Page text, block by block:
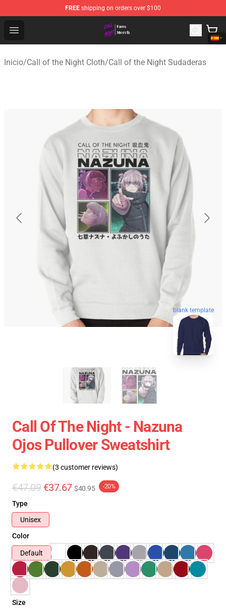
FREE shipping on orders over $100
Open menu
Call of the Night Store - Official Call of the Night
Inicio/Call of the Night Cloth/Call of the Night Sudaderas
blank template
Call Of The Night - Nazuna
Ojos Pullover Sweatshirt
(3 customer reviews)
€47.09 €37.67 $40.95 -20%
Type
Unisex
Color
Default
Size